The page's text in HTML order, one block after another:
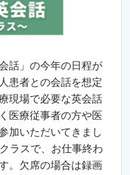
話」の今年の日程が
患者との会話を想定
現場で必要な英会話
医療従事者の方や医
加いただいてきまし
ラスで、お仕事終わ
。欠席の場合は録画